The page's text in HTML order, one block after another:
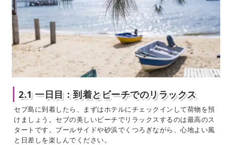
2.1 一日目：到着とビーチでのリラックス
セブ島に到着したら、まずはホテルにチェックインして荷物を預
けましょう。セブの美しいビーチでリラックスするのは最高のス
タートです。プールサイドや砂浜でくつろぎながら、心地よい風
と日差しを楽しんでください。